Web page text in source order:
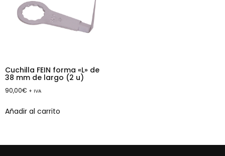
Cuchilla FEIN forma «L» de
38 mm de largo (2 u)
90,00€ + IVA
Añadir al carrito